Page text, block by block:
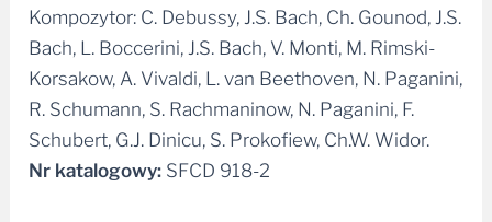
Kompozytor: C. Debussy, J.S. Bach, Ch. Gounod, J.S.
Bach, L. Boccerini, J.S. Bach, V. Monti, M. Rimski-
Korsakow, A. Vivaldi, L. van Beethoven, N. Paganini,
R. Schumann, S. Rachmaninow, N. Paganini, F.
Schubert, G.J. Dinicu, S. Prokofiew, Ch.W. Widor.
Nr katalogowy: SFCD 918-2